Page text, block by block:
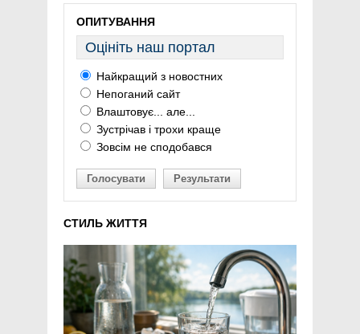
ОПИТУВАННЯ
Оцініть наш портал
Найкращий з новостних
Непоганий сайт
Влаштовує... але...
Зустрічав і трохи краще
Зовсім не сподобався
Голосувати Результати
СТИЛЬ ЖИТТЯ